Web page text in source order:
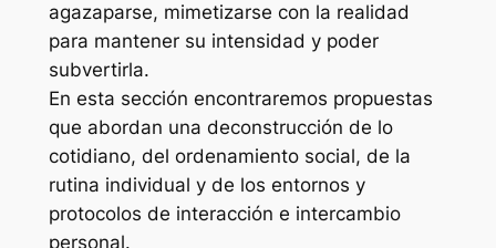
agazaparse, mimetizarse con la realidad
para mantener su intensidad y poder
subvertirla.
En esta sección encontraremos propuestas
que abordan una deconstrucción de lo
cotidiano, del ordenamiento social, de la
rutina individual y de los entornos y
protocolos de interacción e intercambio
personal.